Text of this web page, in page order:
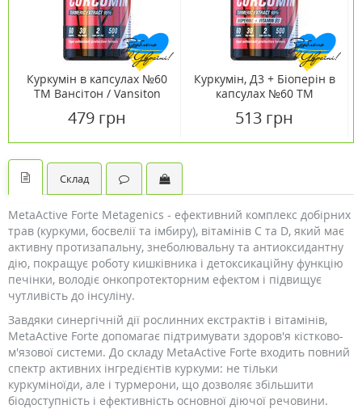
Куркумін в капсулах №60
ТМ Вансітон / Vansiton
479 грн
Куркумін, Д3 + Біоперін в
капсулах №60 ТМ
513 грн
Склад
MetaActive Forte Metagenics - ефективний комплекс добірних
трав (куркуми, босвелії та імбиру), вітамінів С та D, який має
активну протизапальну, знеболювальну та антиоксидантну
дію, покращує роботу кишківника і детоксикаційну функцію
печінки, володіє онкопротекторним ефектом і підвищує
чутливість до інсуліну.
Завдяки синергічній дії рослинних екстрактів і вітамінів,
MetaActive Forte допомагає підтримувати здоров'я кістково-
м'язової системи. До складу MetaActive Forte входить повний
спектр активних інгредієнтів куркуми: не тільки
куркуміноїди, але і турмерони, що дозволяє збільшити
біодоступність і ефективність основної діючої речовини.